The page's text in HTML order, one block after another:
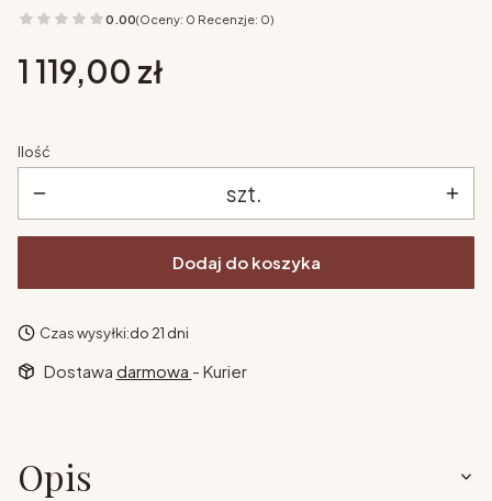
0.00(Oceny: 0 Recenzje: 0)
Cena
1 119,00 zł
Ilość
szt.
Dodaj do koszyka
Czas wysyłki:do 21 dni
Dostawa darmowa - Kurier
Opis